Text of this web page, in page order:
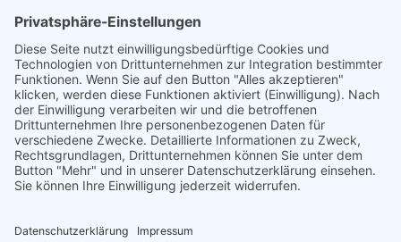
Gute wissenschaftliche Praxis in der IT
Schulung
Jetzt entdecken →
Alle Schulungen anzeigen